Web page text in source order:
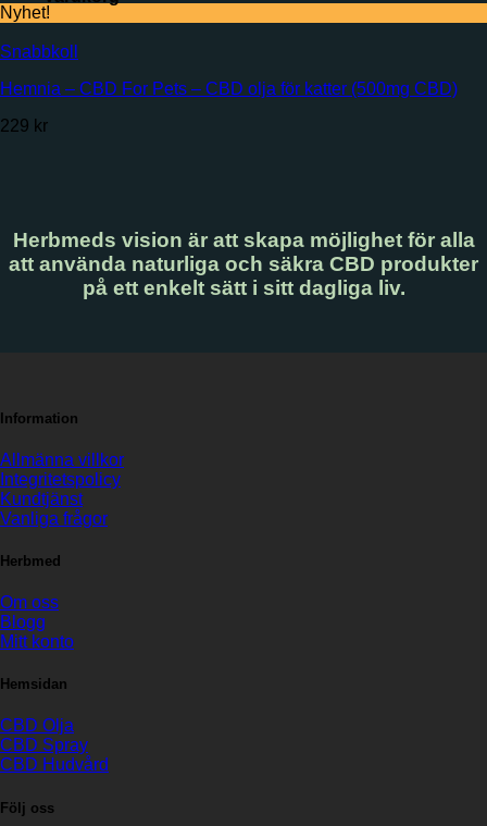
Nyhet!
Snabbkoll
Hemnia – CBD For Pets – CBD olja för katter (500mg CBD)
229 kr
Herbmeds vision är att skapa möjlighet för alla
att använda naturliga och säkra CBD produkter
på ett enkelt sätt i sitt dagliga liv.
Information
Allmänna villkor
Integritetspolicy
Kundtjänst
Vanliga frågor
Herbmed
Om oss
Blogg
Mitt konto
Hemsidan
CBD Olja
CBD Spray
CBD Hudvård
Följ oss